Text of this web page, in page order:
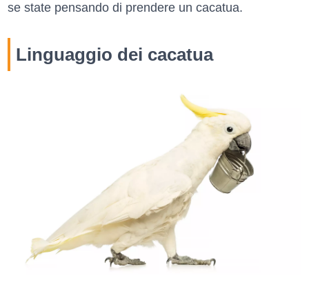
se state pensando di prendere un cacatua.
Linguaggio dei cacatua